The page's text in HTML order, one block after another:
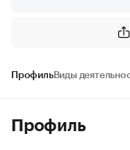
ПрофильВиды
Профиль